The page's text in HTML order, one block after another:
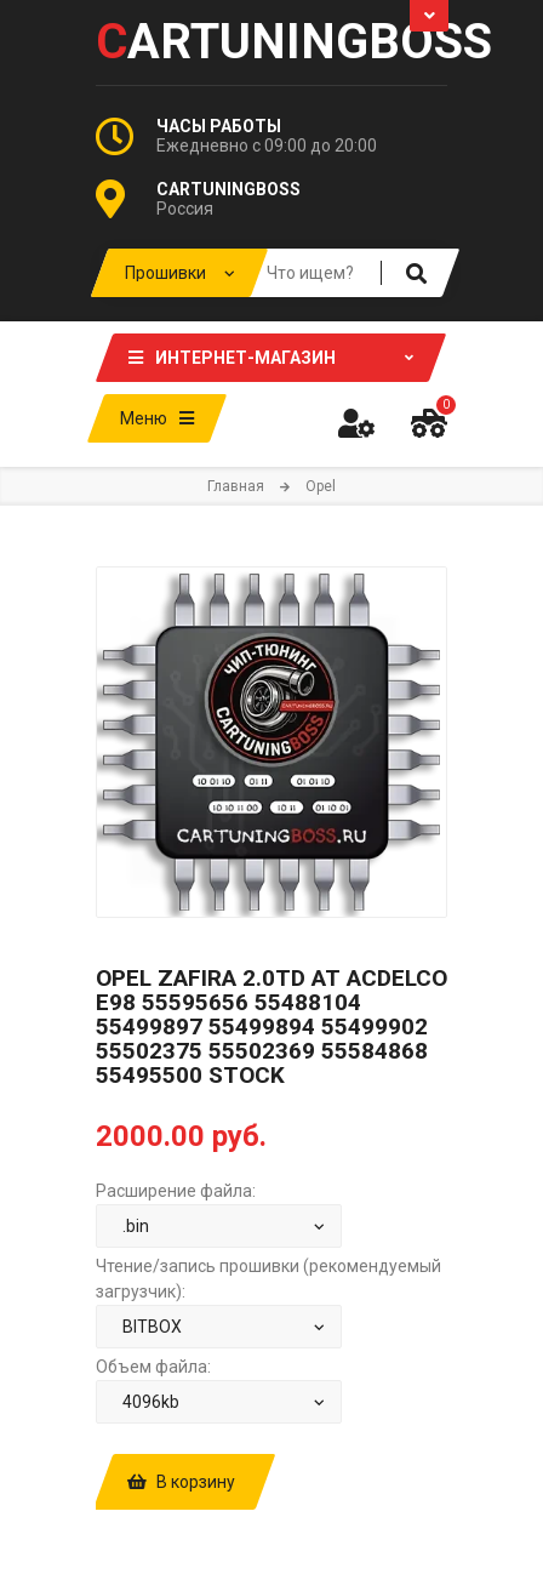
CARTUNINGBOSS
ЧАСЫ РАБОТЫ
Ежедневно с 09:00 до 20:00
CARTUNINGBOSS
Россия
ИНТЕРНЕТ-МАГАЗИН
Меню
0
Главная Opel
OPEL ZAFIRA 2.0TD AT ACDELCO
E98 55595656 55488104
55499897 55499894 55499902
55502375 55502369 55584868
55495500 STOCK
2000.00 руб.
Расширение файла:
Чтение/запись прошивки (рекомендуемый
загрузчик):
Объем файла:
В корзину